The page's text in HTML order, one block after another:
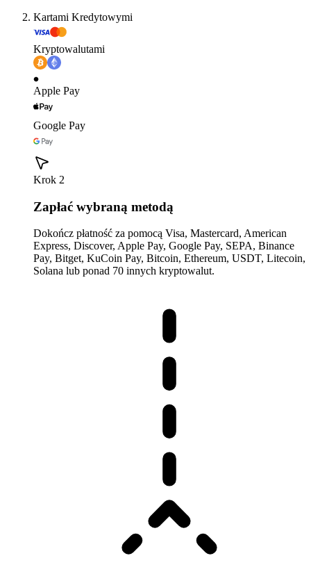
Kartami Kredytowymi
Kryptowalutami
Apple Pay
Google Pay
Krok 2
Zapłać wybraną metodą
Dokończ płatność za pomocą Visa, Mastercard, American
Express, Discover, Apple Pay, Google Pay, SEPA, Binance
Pay, Bitget, KuCoin Pay, Bitcoin, Ethereum, USDT, Litecoin,
Solana lub ponad 70 innych kryptowalut.